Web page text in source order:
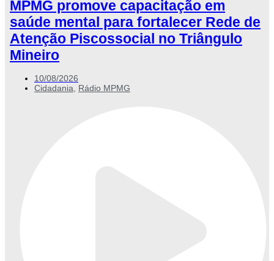
MPMG promove capacitação em
saúde mental para fortalecer Rede de
Atenção Piscossocial no Triângulo
Mineiro
10/08/2026
Cidadania, Rádio MPMG